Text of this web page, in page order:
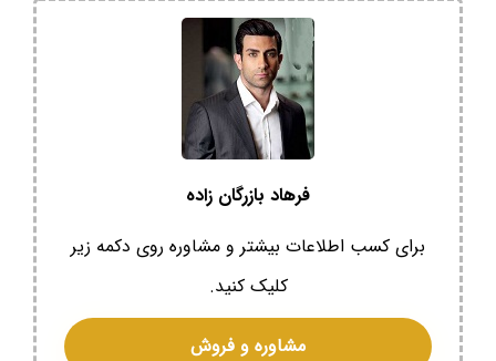
فرهاد بازرگان زاده
برای کسب اطلاعات بیشتر و مشاوره روی دکمه زیر
کلیک کنید.
مشاوره و فروش